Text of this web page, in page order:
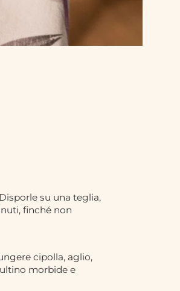
su una teglia,
finché non
cipolla, aglio,
morbide e